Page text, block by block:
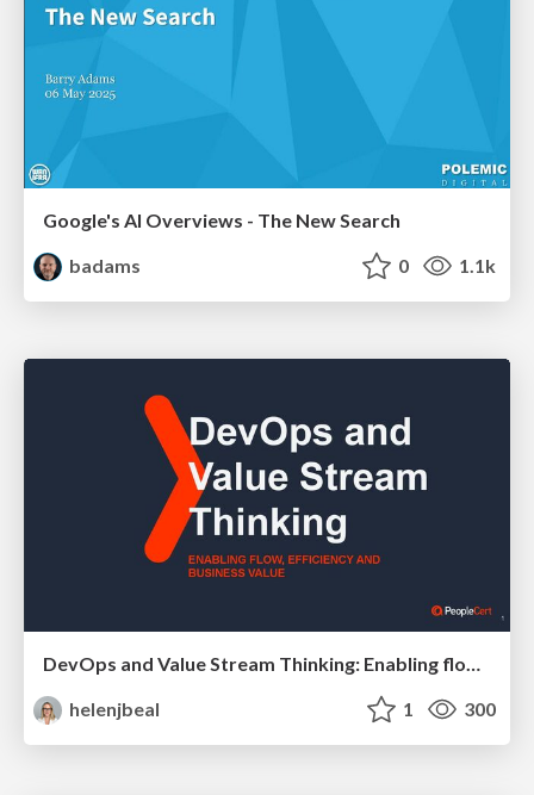
Google's AI Overviews - The New Search
badams
0 1.1k
DevOps and Value Stream Thinking: Enabling flow, efficiency and business value
helenjbeal
1 300